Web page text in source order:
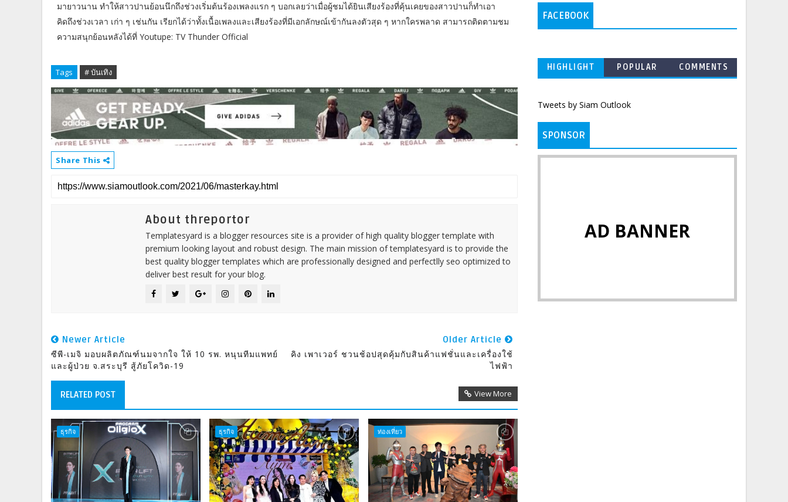
มายาวนาน ทำให้สาวปานย้อนนึกถึงช่วงเริ่มต้นร้องเพลงแรก ๆ บอกเลยว่าเมื่อผู้ชมได้ยินเสียงร้องที่คุ้นเคยของสาวปานก็ทำเอา
คิดถึงช่วงเวลา เก่า ๆ เช่นกัน เรียกได้ว่าทั้งเนื้อเพลงและเสียงร้องที่มีเอกลักษณ์เข้ากันลงตัวสุด ๆ หากใครพลาด สามารถติดตามชม
ความสนุกย้อนหลังได้ที่ Youtupe: TV Thunder Official
Tags # บันเทิง
Share This
About threportor
Templatesyard is a blogger resources site is a provider of high quality blogger template with
premium looking layout and robust design. The main mission of templatesyard is to provide the
best quality blogger templates which are professionally designed and perfectlly seo optimized to
deliver best result for your blog.
Newer Article
ซีพี-เมจิ มอบผลิตภัณฑ์นมจากใจ ให้ 10 รพ. หนุนทีมแพทย์
และผู้ป่วย จ.สระบุรี สู้ภัยโควิด-19
Older Article
คิง เพาเวอร์ ชวนช้อปสุดคุ้มกับสินค้าแฟชั่นและเครื่องใช้
ไฟฟ้า
RELATED POST View More
ธุรกิจ ธุรกิจ ท่องเที่ยว
FACEBOOK
HIGHLIGHT POPULAR COMMENTS
Tweets by Siam Outlook
SPONSOR
AD BANNER